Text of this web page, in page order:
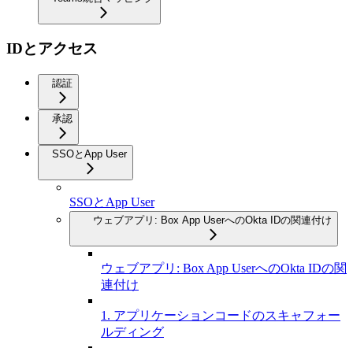
IDとアクセス
認証
承認
SSOとApp User
SSOとApp User
ウェブアプリ: Box App UserへのOkta IDの関連付け
ウェブアプリ: Box App UserへのOkta IDの関
連付け
1. アプリケーションコードのスキャフォー
ルディング